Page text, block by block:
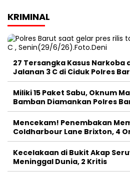
KRIMINAL
27 Tersangka Kasus Narkoba
Jalanan 3 C di Ciduk Polres
Miliki 15 Paket Sabu, Oknum
Bamban Diamankan Polres
Mencekam! Penembakan
Coldharbour Lane Brixton, 4
Kecelakaan di Bukit Akap
Meninggal Dunia, 2 Kritis